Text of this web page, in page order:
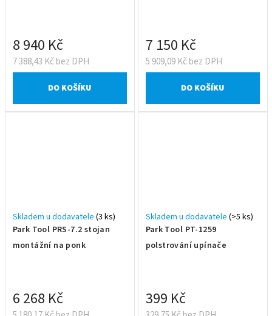
7 388,43 Kč bez DPH
8 940 Kč
DO KOŠÍKU
5 909,09 Kč bez DPH
7 150 Kč
DO KOŠÍKU
Park Tool PRS-7.2 stojan
montážní na ponk
Skladem u dodavatele (3 ks)
6 268 Kč
Park Tool PT-1259
polstrování upínače
Skladem u dodavatele (>5 ks)
399 Kč